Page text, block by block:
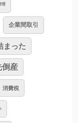
理
企業間取引
まった
倒産
消費税